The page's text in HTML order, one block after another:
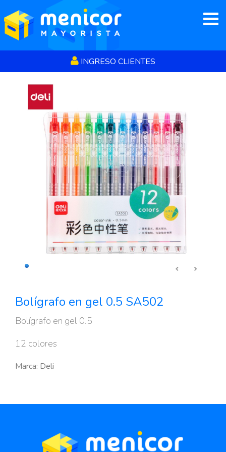
JUGUETERÍA
PAPELERÍA
MOCHILAS
REGALOS
Cómo comprar
Empresa
Contacto
INGRESO CLIENTES
Bolígrafo en gel 0.5 SA502
Bolígrafo en gel 0.5
12 colores
Marca: Deli